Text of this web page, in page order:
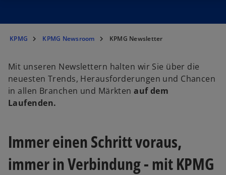
KPMG KPMG Newsroom KPMG Newsletter
Mit unseren Newslettern halten wir Sie über die
neuesten Trends, Herausforderungen und Chancen
in allen Branchen und Märktenauf dem
Laufenden.
Immer einen Schritt voraus,
immer in Verbindung - mit KPMG